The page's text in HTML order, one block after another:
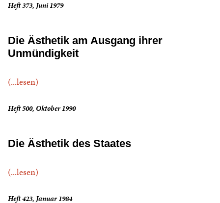
Heft 373, Juni 1979
Die Ästhetik am Ausgang ihrer
Unmündigkeit
(...lesen)
Heft 500, Oktober 1990
Die Ästhetik des Staates
(...lesen)
Heft 423, Januar 1984